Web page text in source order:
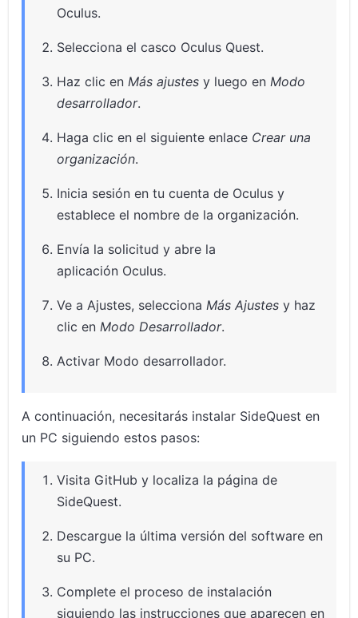
Oculus.
Selecciona el casco Oculus Quest.
Haz clic en Más ajustes y luego en Modo
desarrollador.
Haga clic en el siguiente enlace Crear una
organización.
Inicia sesión en tu cuenta de Oculus y
establece el nombre de la organización.
Envía la solicitud y abre la
aplicación Oculus.
Ve a Ajustes, selecciona Más Ajustes y haz
clic en Modo Desarrollador.
Activar Modo desarrollador.
A continuación, necesitarás instalar SideQuest en
un PC siguiendo estos pasos:
Visita GitHub y localiza la página de
SideQuest.
Descargue la última versión del software en
su PC.
Complete el proceso de instalación
siguiendo las instrucciones que aparecen en